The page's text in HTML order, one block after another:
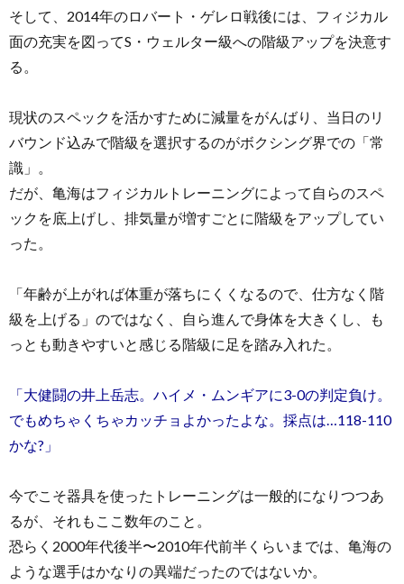
そして、2014年のロバート・ゲレロ戦後には、フィジカル
面の充実を図ってS・ウェルター級への階級アップを決意す
る。
現状のスペックを活かすために減量をがんばり、当日のリ
バウンド込みで階級を選択するのがボクシング界での「常
識」。
だが、亀海はフィジカルトレーニングによって自らのスペ
ックを底上げし、排気量が増すごとに階級をアップしてい
った。
「年齢が上がれば体重が落ちにくくなるので、仕方なく階
級を上げる」のではなく、自ら進んで身体を大きくし、も
っとも動きやすいと感じる階級に足を踏み入れた。
「大健闘の井上岳志。ハイメ・ムンギアに3-0の判定負け。
でもめちゃくちゃカッチョよかったよな。採点は…118-110
かな?」
今でこそ器具を使ったトレーニングは一般的になりつつあ
るが、それもここ数年のこと。
恐らく2000年代後半〜2010年代前半くらいまでは、亀海の
ような選手はかなりの異端だったのではないか。